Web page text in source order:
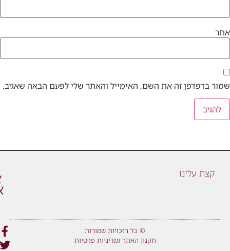
אתר
שמור בדפדפן זה את השם, האימייל והאתר שלי לפעם הבאה שאגיב.
קצת עלינו
© כל הזכויות שמורות
תקנון האתר ומדיניות פרטיות